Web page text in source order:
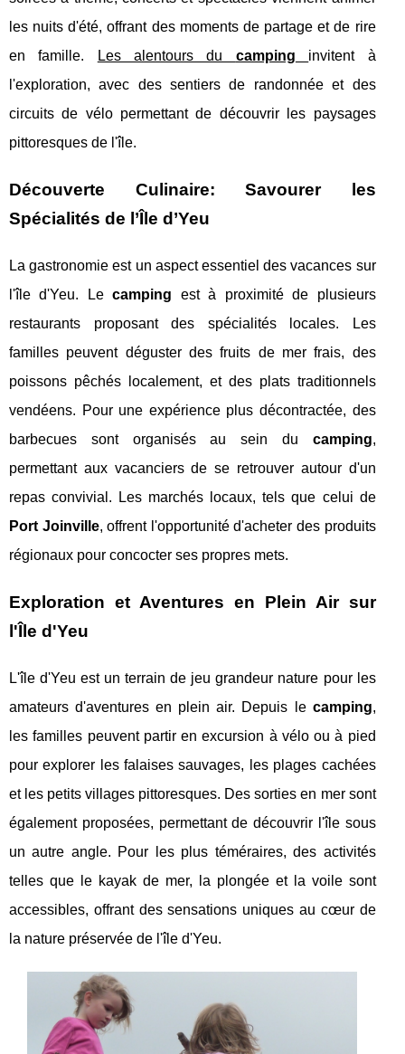
les nuits d'été, offrant des moments de partage et de rire
en famille.
Les alentours du camping
invitent à
l'exploration, avec des sentiers de randonnée et des
circuits de vélo permettant de découvrir les paysages
pittoresques de l'île.
Découverte Culinaire: Savourer les
Spécialités de l’Île d’Yeu
La gastronomie est un aspect essentiel des vacances sur
l'île d'Yeu. Lecamping est à proximité de plusieurs
restaurants proposant des spécialités locales. Les
familles peuvent déguster des fruits de mer frais, des
poissons pêchés localement, et des plats traditionnels
vendéens. Pour une expérience plus décontractée, des
barbecues sont organisés au sein du camping,
permettant aux vacanciers de se retrouver autour d'un
repas convivial. Les marchés locaux, tels que celui de
Port Joinville, offrent l'opportunité d'acheter des produits
régionaux pour concocter ses propres mets.
Exploration et Aventures en Plein Air sur
l'Île d'Yeu
L'île d'Yeu est un terrain de jeu grandeur nature pour les
amateurs d'aventures en plein air. Depuis le camping,
les familles peuvent partir en excursion à vélo ou à pied
pour explorer les falaises sauvages, les plages cachées
et les petits villages pittoresques. Des sorties en mer sont
également proposées, permettant de découvrir l'île sous
un autre angle. Pour les plus téméraires, des activités
telles que le kayak de mer, la plongée et la voile sont
accessibles, offrant des sensations uniques au cœur de
la nature préservée de l'île d'Yeu.